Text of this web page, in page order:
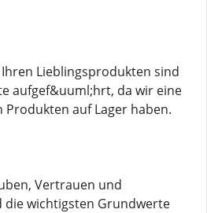
Lieblingsprodukten sind
aufgef&uuml;hrt, da wir eine
Produkten auf Lager haben.
Vertrauen und
wichtigsten Grundwerte